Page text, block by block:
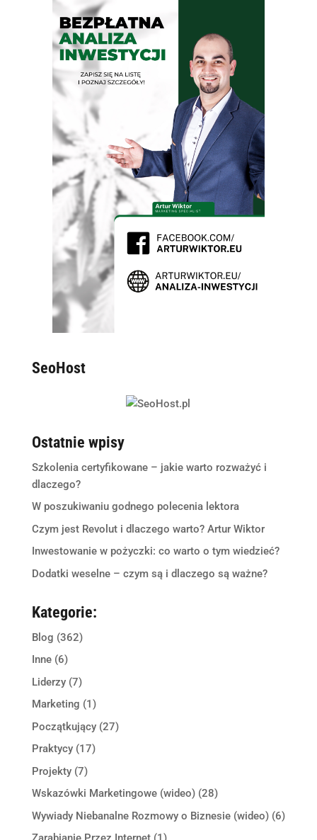
SeoHost
Ostatnie wpisy
Szkolenia certyfikowane – jakie warto rozważyć i
dlaczego?
W poszukiwaniu godnego polecenia lektora
Czym jest Revolut i dlaczego warto? Artur Wiktor
Inwestowanie w pożyczki: co warto o tym wiedzieć?
Dodatki weselne – czym są i dlaczego są ważne?
Kategorie:
Blog (362)
Inne(6)
Liderzy(7)
Marketing (1)
Początkujący(27)
Praktycy(17)
Projekty(7)
Wskazówki Marketingowe (wideo)(28)
Wywiady Niebanalne Rozmowy o Biznesie (wideo)(6)